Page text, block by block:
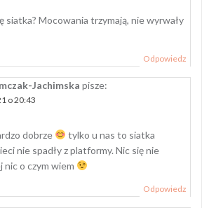
siatka? Mocowania trzymają, nie wyrwały
Odpowiedz
Jachimska pisze:
o 20:43
dobrze
tylko u nas to siatka
nie spadły z platformy. Nic się nie
nic o czym wiem
Odpowiedz